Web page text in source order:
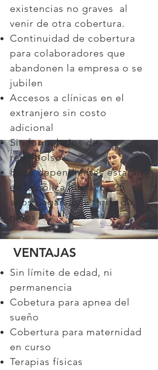
existencias no graves al
venir de otra cobertura.
Continuidad de cobertura
para colaboradores que
abandonen la empresa o se
jubilen
Accesos a clínicas en el
extranjero sin costo
adicional
Sin formularios de
reembolso
Hijos dependientes estarán
en la póliza hasta los 25
años pagando la tarifa de
niños
VENTAJAS
Sin límite de edad, ni
permanencia
Cobetura para apnea del
sueño
Cobertura para maternidad
en curso
Terapias físicas